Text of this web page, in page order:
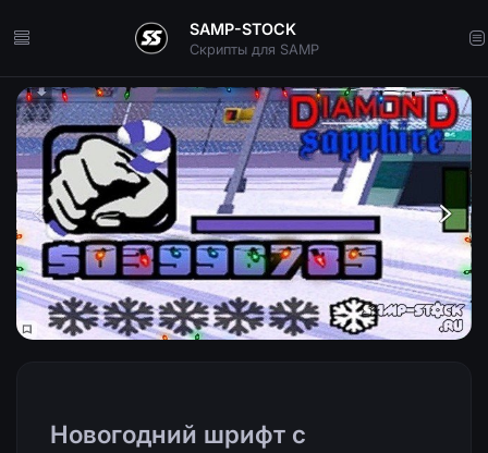
SAMP-STOCK
Скрипты для SAMP
Новогодний шрифт с